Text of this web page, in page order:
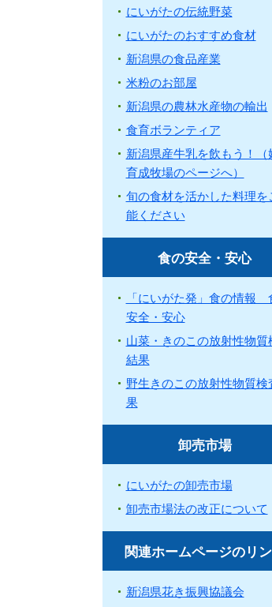
にいがたの伝統野菜
にいがたのおすすめ食材
新潟県の食品産業
米粉のお部屋
新潟県の農林水産物の輸出
食育ボランティア
新潟県産牛乳を飲もう！（
育成牧場のページへ）
旬の食材を活かした料理を
能ください
食の安全・安心
「にいがた発」食の情報
安全・安心
山菜・きのこの放射性物質
結果
野生きのこの放射性物質検
果
卸売市場
にいがたの卸売市場
卸売市場法の改正について
関連ホームページのリ
新潟県花き振興協議会